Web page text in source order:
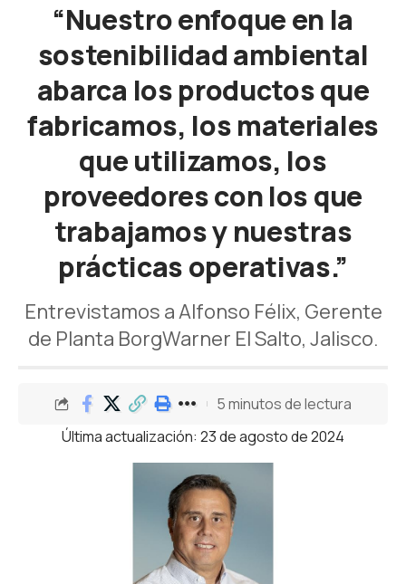
“Nuestro enfoque en la
sostenibilidad ambiental
abarca los productos que
fabricamos, los materiales
que utilizamos, los
proveedores con los que
trabajamos y nuestras
prácticas operativas.”
Entrevistamos a Alfonso Félix, Gerente
de Planta BorgWarner El Salto, Jalisco.
Última actualización: 23 de agosto de 2024
5 minutos de lectura